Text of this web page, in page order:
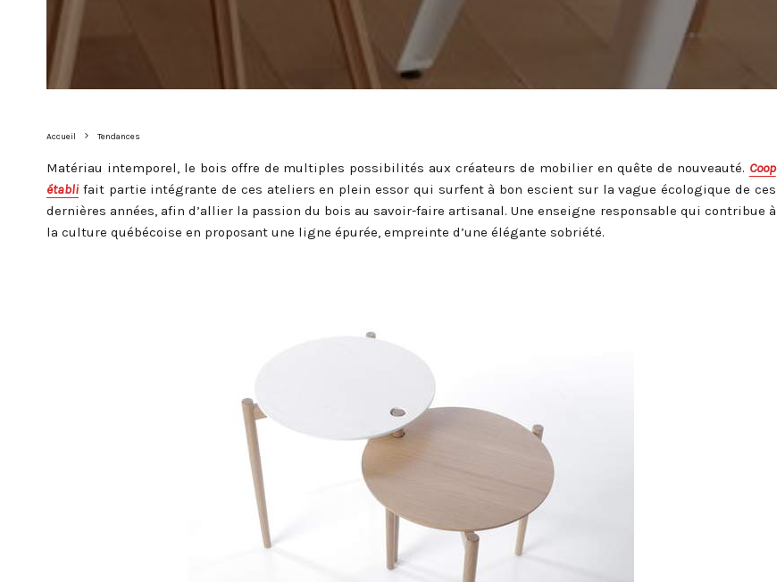
Accueil Tendances
Matériau intemporel, le bois offre de multiples possibilités aux créateurs de mobilier en quête de nouveauté. Coop
établi fait partie intégrante de ces ateliers en plein essor qui surfent à bon escient sur la vague écologique de ces
dernières années, afin d’allier la passion du bois au savoir-faire artisanal. Une enseigne responsable qui contribue à
la culture québécoise en proposant une ligne épurée, empreinte d’une élégante sobriété.